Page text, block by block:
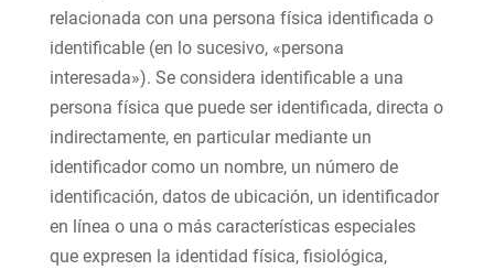
relacionada con una persona física identificada o
identificable (en lo sucesivo, «persona
interesada»). Se considera identificable a una
persona física que puede ser identificada, directa o
indirectamente, en particular mediante un
identificador como un nombre, un número de
identificación, datos de ubicación, un identificador
en línea o una o más características especiales
que expresen la identidad física, fisiológica,